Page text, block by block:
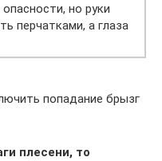
но руки
перчатками, а глаза
попадание брызг
плесени, то